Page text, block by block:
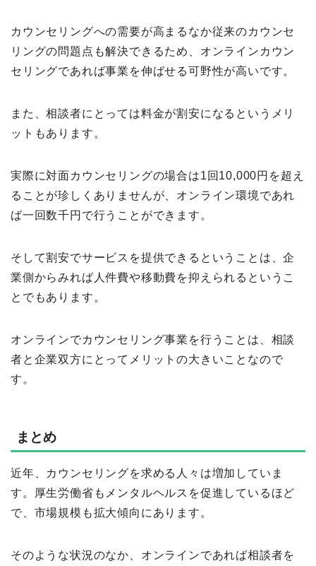
カウンセリングへの需要が高まるなか従来のカウンセ
リングの問題点も解決できるため、オンラインカウン
セリングであれば事業を伸ばせる可野性が高いです。
また、相談者にとっては料金が割安になるというメリ
ットもあります。
実際に対面カウンセリングの場合は1回10,000円を超え
ることが珍しくありませんが、オンライン環境であれ
ば一回数千円で行うことができます。
そして割安でサービスを提供できるということは、企
業側からみれば人件費や移動費を抑えられるというこ
とでもあります。
オンラインでカウンセリング事業を行うことは、相談
者と企業双方にとってメリットの大きいことなので
す。
まとめ
近年、カウンセリングを求める人々は増加していま
す。厚生労働省もメンタルヘルスを促進しているほど
で、市場規模も拡大傾向にあります。
そのような状況のなか、オンラインであれば相談者を